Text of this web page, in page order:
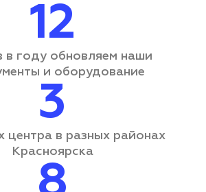
12
в году обновляем наши
и оборудование
3
центра в разных районах
Красноярска